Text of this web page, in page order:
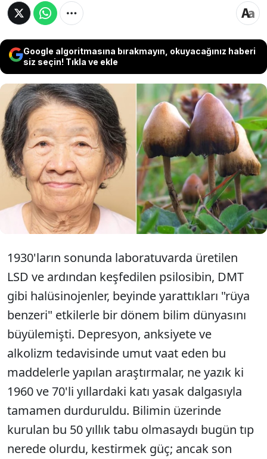
Google algoritmasına bırakmayın, okuyacağınız haberi
siz seçin! Tıkla ve ekle
Hastalıklar her bireyde farklı yan etkiler ile
kendini gösterebilir. Buna en en son örneklerden
biri Alzheimer hastası olan ve son 5 yıldır
kimseyle konuşmayan kadın. Ancak bu uzun
süreli sessizliğin giderilmesi ise tıpta deneyse
yöntemlerin faydası bir kez daha kanıtlanmış
oldu.
1930'ların sonunda laboratuvarda üretilen
LSD ve ardından keşfedilen psilosibin, DMT
gibi halüsinojenler, beyinde yarattıkları "rüya
benzeri" etkilerle bir dönem bilim dünyasını
büyülemişti. Depresyon, anksiyete ve
alkolizm tedavisinde umut vaat eden bu
maddelerle yapılan araştırmalar, ne yazık ki
1960 ve 70'li yıllardaki katı yasak dalgasıyla
tamamen durduruldu. Bilimin üzerinde
kurulan bu 50 yıllık tabu olmasaydı bugün tıp
nerede olurdu, kestirmek güç; ancak son